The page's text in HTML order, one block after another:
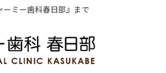
ミー歯科春日部』まで